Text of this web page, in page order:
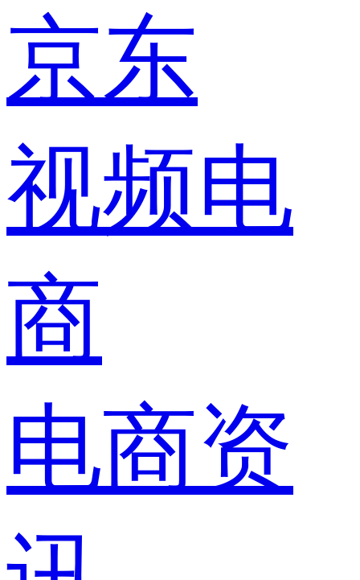
京东
视频电
商
电商资